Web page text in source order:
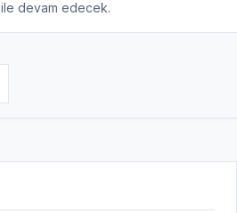
devam edecek.